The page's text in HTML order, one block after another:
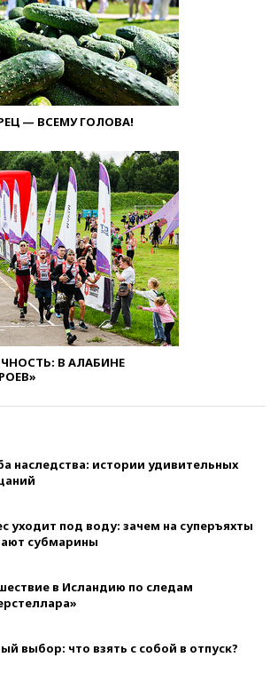
— ВСЕМУ ГОЛОВА!
В АЛАБИНЕ
наследства: истории удивительных
уходит под воду: зачем на суперъяхты
субмарины
в Исландию по следам
выбор: что взять с собой в отпуск?